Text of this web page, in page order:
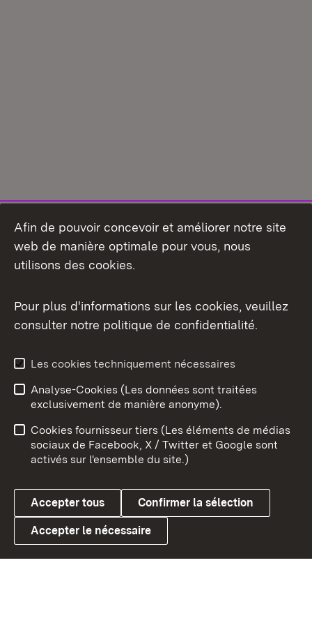
Aperçu des thèmes
Link zum Landesportal
Conseils d'utilisation
Confidentialité
Cookies
Afin de pouvoir concevoir et améliorer notre site
web de manière optimale pour vous, nous
utilisons des cookies.
Pour plus d'informations sur les cookies, veuillez
consulter notre politique de confidentialité.
Les cookies techniquement nécessaires
Analyse-Cookies (Les données sont traitées
exclusivement de manière anonyme).
Cookies fournisseur tiers (Les éléments de médias
sociaux de Facebook, X / Twitter et Google sont
activés sur l'ensemble du site.)
Accepter tous Confirmer la sélection
Accepter le nécessaire